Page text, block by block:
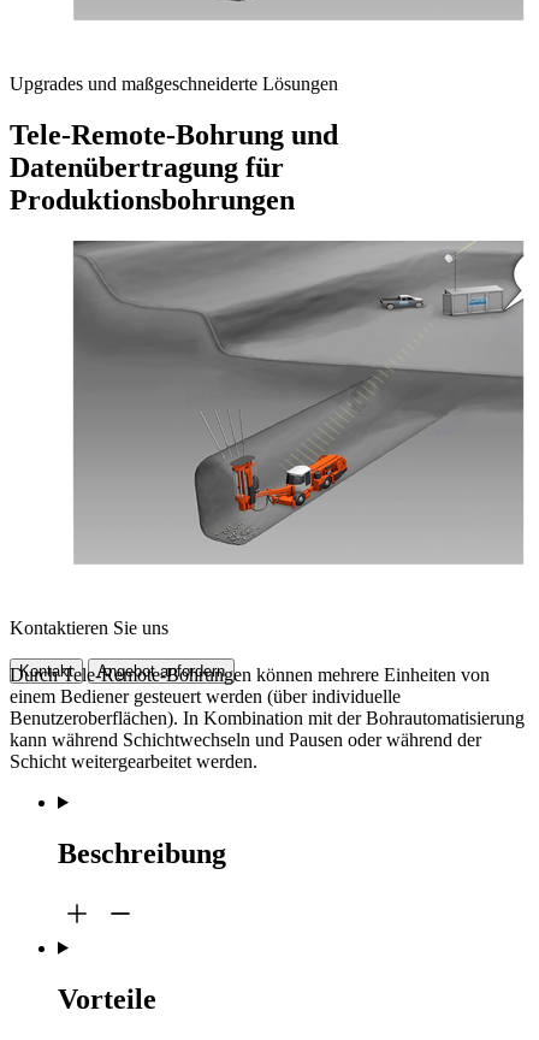
Upgrades und maßgeschneiderte Lösungen
Tele-Remote-Bohrung und
Datenübertragung für
Produktionsbohrungen
Kontaktieren Sie uns
Kontakt Angebot anfordern
Durch Tele-Remote-Bohrungen können mehrere Einheiten von
einem Bediener gesteuert werden (über individuelle
Benutzeroberflächen). In Kombination mit der Bohrautomatisierung
kann während Schichtwechseln und Pausen oder während der
Schicht weitergearbeitet werden.
Beschreibung
Vorteile